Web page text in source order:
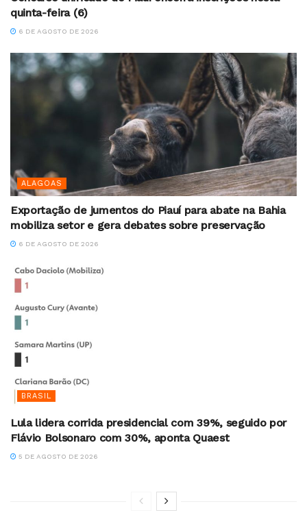
quinta-feira (6)
6 DE AGOSTO DE 2026
ALAGOAS
Exportação de jumentos do Piauí para abate na Bahia
mobiliza setor e gera debates sobre preservação
6 DE AGOSTO DE 2026
BRASIL
Lula lidera corrida presidencial com 39%, seguido por
Flávio Bolsonaro com 30%, aponta Quaest
5 DE AGOSTO DE 2026